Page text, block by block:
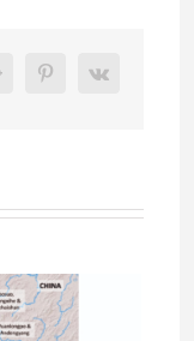
Google+ PinterestVk